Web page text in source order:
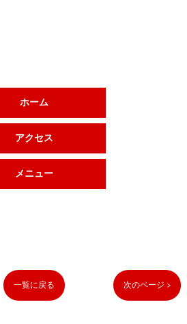
ホーム
アクセス
メニュー
一覧に戻る 次のページ >